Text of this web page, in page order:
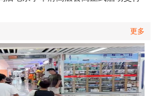
更多